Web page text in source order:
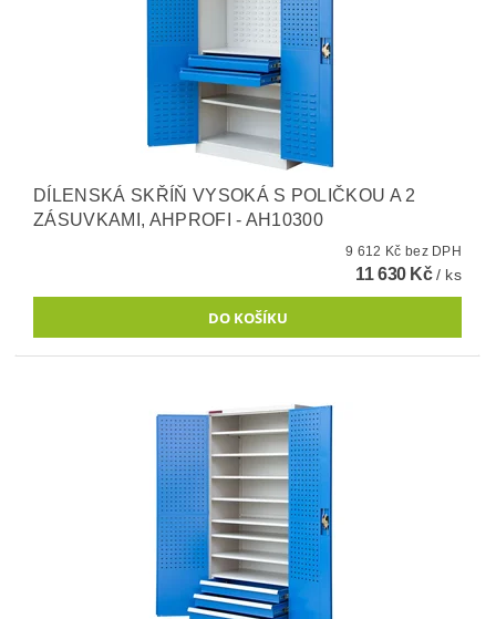
DÍLENSKÁ SKŘÍŇ VYSOKÁ S POLIČKOU A 2
ZÁSUVKAMI, AHPROFI - AH10300
9 612 Kč bez DPH
11 630 Kč/ ks